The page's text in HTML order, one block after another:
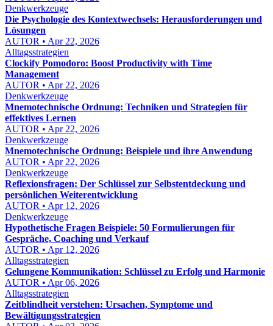
Denkwerkzeuge
Die Psychologie des Kontextwechsels: Herausforderungen und
Lösungen
AUTOR • Apr 22, 2026
Alltagsstrategien
Clockify Pomodoro: Boost Productivity with Time
Management
AUTOR • Apr 22, 2026
Denkwerkzeuge
Mnemotechnische Ordnung: Techniken und Strategien für
effektives Lernen
AUTOR • Apr 22, 2026
Denkwerkzeuge
Mnemotechnische Ordnung: Beispiele und ihre Anwendung
AUTOR • Apr 22, 2026
Denkwerkzeuge
Reflexionsfragen: Der Schlüssel zur Selbstentdeckung und
persönlichen Weiterentwicklung
AUTOR • Apr 12, 2026
Denkwerkzeuge
Hypothetische Fragen Beispiele: 50 Formulierungen für
Gespräche, Coaching und Verkauf
AUTOR • Apr 12, 2026
Alltagsstrategien
Gelungene Kommunikation: Schlüssel zu Erfolg und Harmonie
AUTOR • Apr 06, 2026
Alltagsstrategien
Zeitblindheit verstehen: Ursachen, Symptome und
Bewältigungsstrategien